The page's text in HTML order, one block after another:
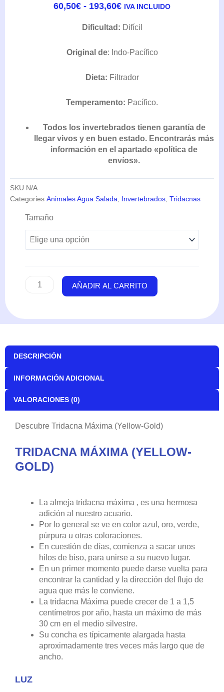
60,50€ - 193,60€DE
PRECIOS:
DESDE
HASTA
IVA INCLUIDO
Dificultad: Difícil
Original de: Indo-Pacífico
Dieta: Filtrador
Temperamento: Pacífico.
Todos los invertebrados tienen garantía de
llegar vivos y en buen estado. Encontrarás más
información en el apartado «política de
envíos».
SKU N/A
Categories Animales Agua Salada Invertebrados Tridacnas
Tamaño
Tridacna
(Yellow-
Gold)
AÑADIR AL CARRITO
DESCRIPCIÓN
INFORMACIÓN ADICIONAL
VALORACIONES (0)
Descubre Tridacna Máxima (Yellow-Gold)
TRIDACNA MÁXIMA (YELLOW-
GOLD)
La almeja tridacna máxima , es una hermosa
adición al nuestro acuario.
Por lo general se ve en color azul, oro, verde,
púrpura u otras coloraciones.
En cuestión de días, comienza a sacar unos
hilos de biso, para unirse a su nuevo lugar.
En un primer momento puede darse vuelta para
encontrar la cantidad y la dirección del flujo de
agua que más le conviene.
La tridacna Máxima puede crecer de 1 a 1,5
centímetros por año, hasta un máximo de más
30 cm en el medio silvestre.
Su concha es típicamente alargada hasta
aproximadamente tres veces más largo que de
ancho.
LUZ